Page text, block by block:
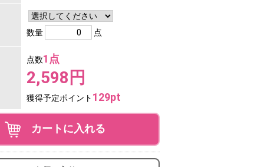
数量
点
点数1点
2,598円
獲得予定ポイント 129pt
カートに入れる